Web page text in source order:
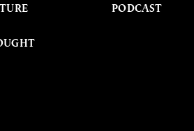
PODCAST